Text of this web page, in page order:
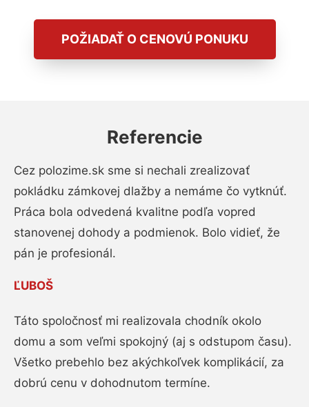
POŽIADAŤ O CENOVÚ PONUKU
Referencie
Cez polozime.sk sme si nechali zrealizovať
pokládku zámkovej dlažby a nemáme čo vytknúť.
Práca bola odvedená kvalitne podľa vopred
stanovenej dohody a podmienok. Bolo vidieť, že
pán je profesionál.
ĽUBOŠ
Táto spoločnosť mi realizovala chodník okolo
domu a som veľmi spokojný (aj s odstupom času).
Všetko prebehlo bez akýchkoľvek komplikácií, za
dobrú cenu v dohodnutom termíne.